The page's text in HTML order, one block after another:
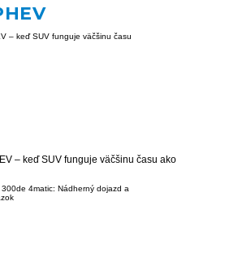
– keď SUV funguje väčšinu času ako